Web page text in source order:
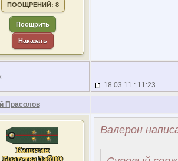
ПООЩРЕНИЙ: 8
Поощрить
Наказать
18.03.11 : 11:23
Прасолов
Валерон